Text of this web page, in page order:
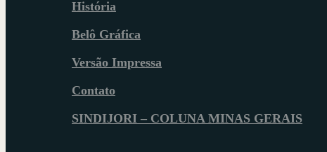
História
Belô Gráfica
Versão Impressa
Contato
SINDIJORI – COLUNA MINAS GERAIS